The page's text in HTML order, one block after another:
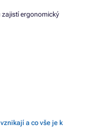
zajistí ergonomický
a co vše je k